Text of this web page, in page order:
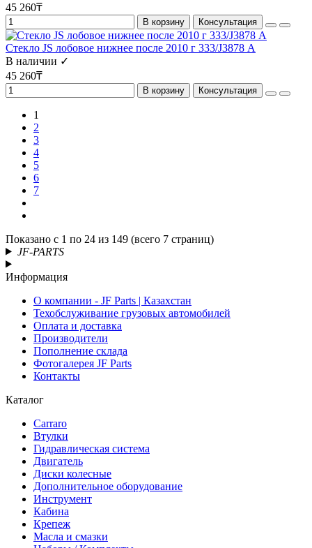
45 260₸
В корзину Консультация
Стекло JS лобовое нижнее после 2010 г 333/J3878 А
В наличии ✓
45 260₸
В корзину Консультация
1
2
3
4
5
6
7
Показано с 1 по 24 из 149 (всего 7 страниц)
JF-PARTS
Информация
О компании - JF Parts | Казахстан
Техобслуживание грузовых автомобилей
Оплата и доставка
Производители
Пополнение склада
Фотогалерея JF Parts
Контакты
Каталог
Carraro
Втулки
Гидравлическая система
Двигатель
Диски колесные
Дополнительное оборудование
Инструмент
Кабина
Крепеж
Масла и смазки